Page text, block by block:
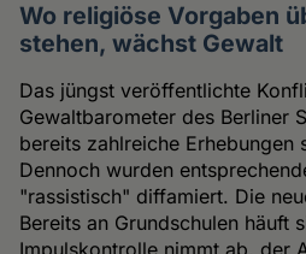
Wo religiöse Vorgaben
stehen, wächst Gewalt
Das jüngst veröffentlichte
Gewaltbarometer des Berliner
bereits zahlreiche Erhebungen
Dennoch wurden
"rassistisch" diffamiert. Die
Bereits an Grundschulen häuft